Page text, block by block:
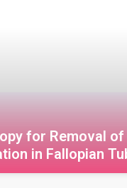
for Removal of
in Fallopian